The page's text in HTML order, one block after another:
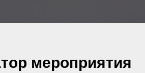
мероприятия